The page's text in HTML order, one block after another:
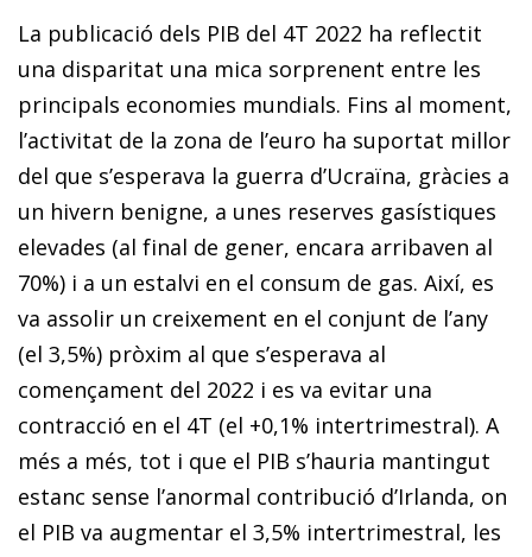
La publicació dels PIB del 4T 2022 ha reflectit
una disparitat una mica sorprenent entre les
principals economies mundials. Fins al moment,
l’activitat de la zona de l’euro ha suportat millor
del que s’esperava la guerra d’Ucraïna, gràcies a
un hivern benigne, a unes reserves gasístiques
elevades (al final de gener, encara arribaven al
70%) i a un estalvi en el consum de gas. Així, es
va assolir un creixement en el conjunt de l’any
(el 3,5%) pròxim al que s’esperava al
començament del 2022 i es va evitar una
contracció en el 4T (el +0,1% intertrimestral). A
més a més, tot i que el PIB s’hauria mantingut
estanc sense l’anormal contribució d’Irlanda, on
el PIB va augmentar el 3,5% intertrimestral, les